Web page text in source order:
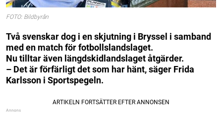
FOTO: Bildbyrån
Två svenskar dog i en skjutning i Bryssel i samband
med en match för fotbollslandslaget.
Nu tilltar även längdskidlandslaget åtgärder.
– Det är förfärligt det som har hänt, säger Frida
Karlsson i Sportspegeln.